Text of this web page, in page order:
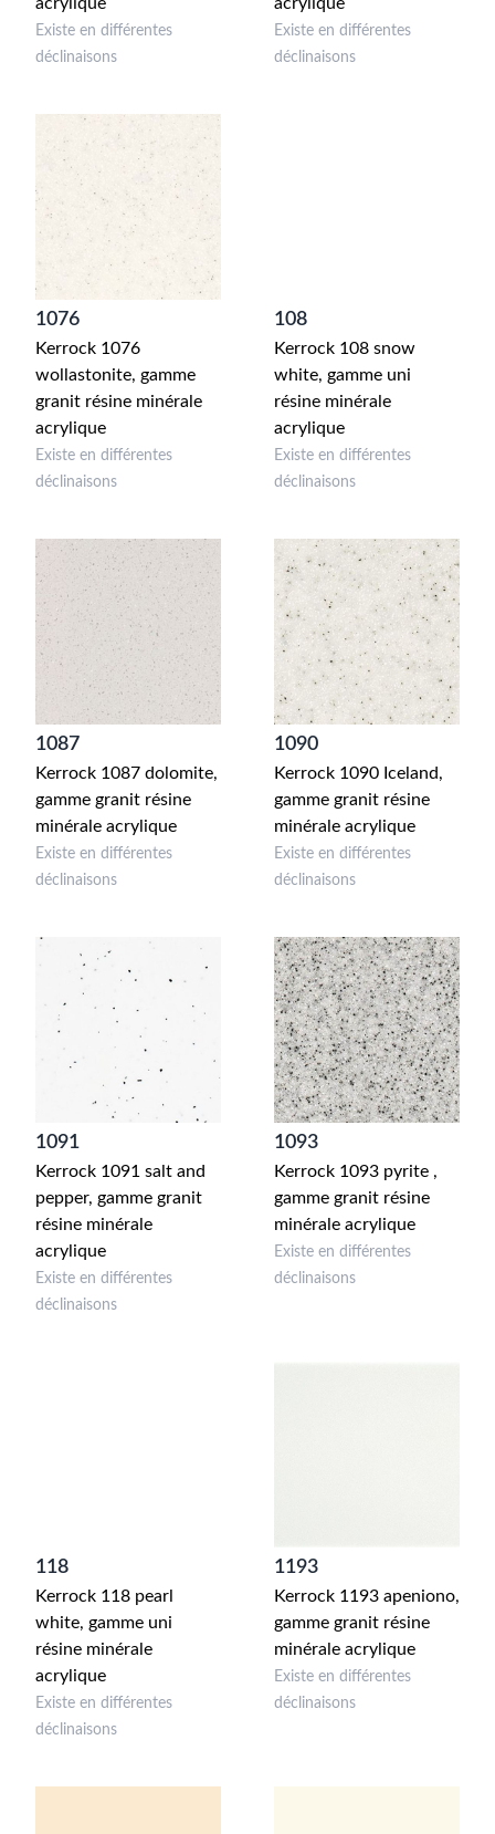
Existe en différentes
déclinaisons
Existe en différentes
déclinaisons
1076
Kerrock 1076
wollastonite, gamme
granit résine minérale
acrylique
Existe en différentes
déclinaisons
108
Kerrock 108 snow
white, gamme uni
résine minérale
acrylique
Existe en différentes
déclinaisons
1087
Kerrock 1087 dolomite,
gamme granit résine
minérale acrylique
Existe en différentes
déclinaisons
1090
Kerrock 1090 Iceland,
gamme granit résine
minérale acrylique
Existe en différentes
déclinaisons
1091
Kerrock 1091 salt and
pepper, gamme granit
résine minérale
acrylique
Existe en différentes
déclinaisons
1093
Kerrock 1093 pyrite ,
gamme granit résine
minérale acrylique
Existe en différentes
déclinaisons
118
Kerrock 118 pearl
white, gamme uni
résine minérale
acrylique
Existe en différentes
déclinaisons
1193
Kerrock 1193 apeniono,
gamme granit résine
minérale acrylique
Existe en différentes
déclinaisons